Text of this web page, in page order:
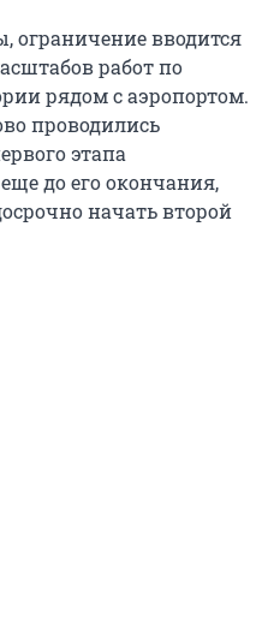
ограничение вводится
работ по
рядом с аэропортом.
проводились
этапа
до его окончания,
начать второй